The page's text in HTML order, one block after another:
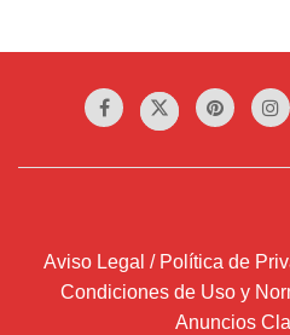
Aviso Legal / Política de
Condiciones de Uso y
Anuncios